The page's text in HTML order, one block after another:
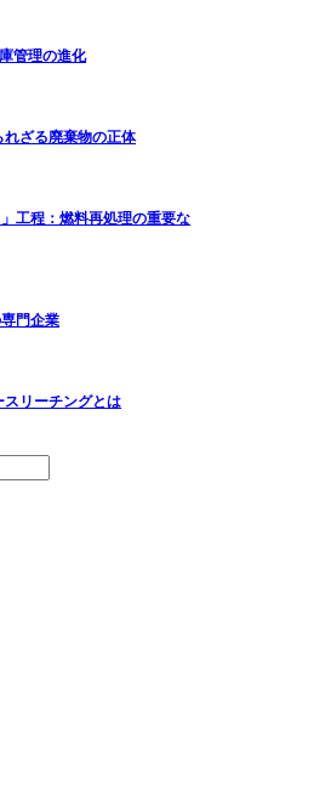
管理の進化
れざる廃棄物の正体
工程：燃料再処理の重要な
門企業
リーチングとは